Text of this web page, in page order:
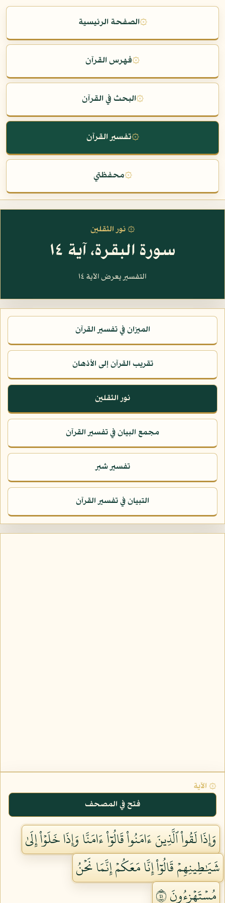
۞الصفحة الرئيسية
۞فهرس القرآن
۞البحث في القرآن
۞تفسير القرآن
۞محفظتي
۞ نور الثقلين
سورة البقرة، آية ١٤
التفسير يعرض الآية ١٤
الميزان في تفسير القرآن
تقريب القرآن إلى الأذهان
نور الثقلين
مجمع البيان في تفسير القرآن
تفسير شبر
التبيان في تفسير القرآن
۞ الآية
فتح في المصحف
وَإِذَا لَقُواْ ٱلَّذِينَ ءَامَنُواْ قَالُوٓاْ ءَامَنَّا وَإِذَا خَلَوۡاْ إِلَىٰ
شَيَٰطِينِهِمۡ قَالُوٓاْ إِنَّا مَعَكُمۡ إِنَّمَا نَحۡنُ
مُسۡتَهۡزِءُونَ ١٤